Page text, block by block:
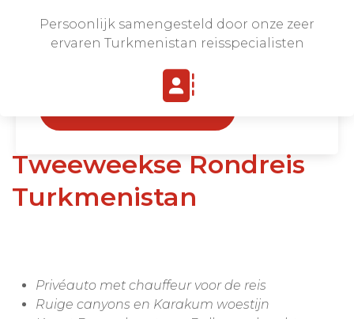
Persoonlijk samengesteld door onze zeer
ervaren Turkmenistan reisspecialisten
Tweeweekse Rondreis
Turkmenistan
Privéauto met chauffeur voor de reis
Ruige canyons en Karakum woestijn